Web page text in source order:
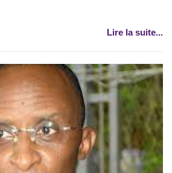
Lire la suite...